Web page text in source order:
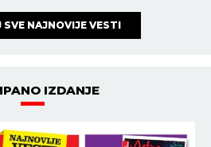
SVE NAJNOVIJE VESTI
IZDANJE